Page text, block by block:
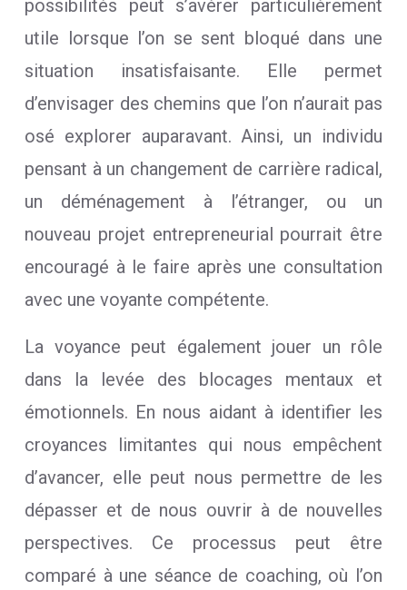
possibilités peut s’avérer particulièrement
utile lorsque l’on se sent bloqué dans une
situation insatisfaisante. Elle permet
d’envisager des chemins que l’on n’aurait pas
osé explorer auparavant. Ainsi, un individu
pensant à un changement de carrière radical,
un déménagement à l’étranger, ou un
nouveau projet entrepreneurial pourrait être
encouragé à le faire après une consultation
avec une voyante compétente.
La voyance peut également jouer un rôle
dans la levée des blocages mentaux et
émotionnels. En nous aidant à identifier les
croyances limitantes qui nous empêchent
d’avancer, elle peut nous permettre de les
dépasser et de nous ouvrir à de nouvelles
perspectives. Ce processus peut être
comparé à une séance de coaching, où l’on